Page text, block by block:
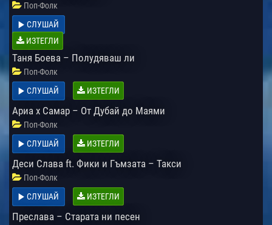
Поп-Фолк
СЛУШАЙ
ИЗТЕГЛИ
Таня Боева – Полудяваш ли
Поп-Фолк
СЛУШАЙ
ИЗТЕГЛИ
Ариа x Самар – От Дубай до Маями
Поп-Фолк
СЛУШАЙ
ИЗТЕГЛИ
Деси Слава ft. Фики и Гъмзата – Такси
Поп-Фолк
СЛУШАЙ
ИЗТЕГЛИ
Преслава – Старата ни песен